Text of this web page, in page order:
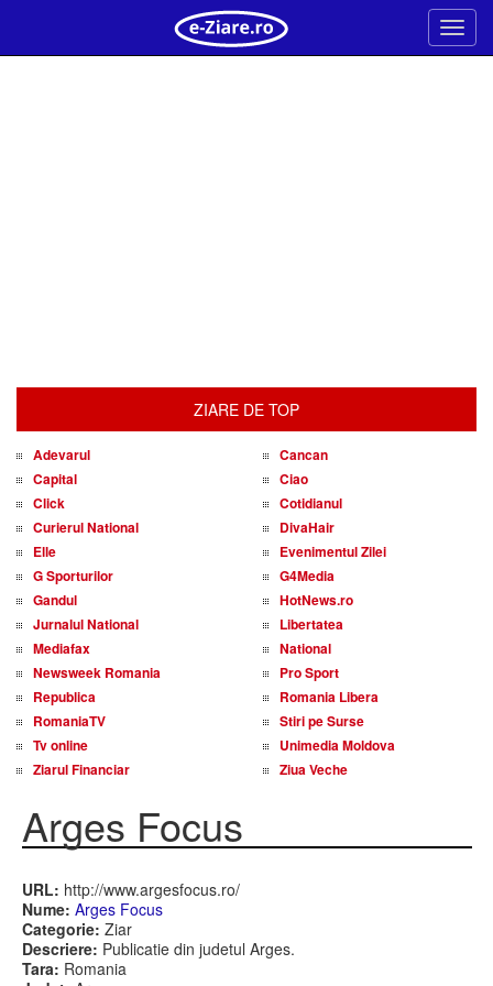
Meniu
ZIARE DE TOP
Adevarul
Cancan
Capital
Ciao
Click
Cotidianul
Curierul National
DivaHair
Elle
Evenimentul Zilei
G Sporturilor
G4Media
Gandul
HotNews.ro
Jurnalul National
Libertatea
Mediafax
National
Newsweek Romania
Pro Sport
Republica
Romania Libera
RomaniaTV
Stiri pe Surse
Tv online
Unimedia Moldova
Ziarul Financiar
Ziua Veche
Arges Focus
URL: http://www.argesfocus.ro/
Nume: Arges Focus
Categorie: Ziar
Descriere: Publicatie din judetul Arges.
Tara: Romania